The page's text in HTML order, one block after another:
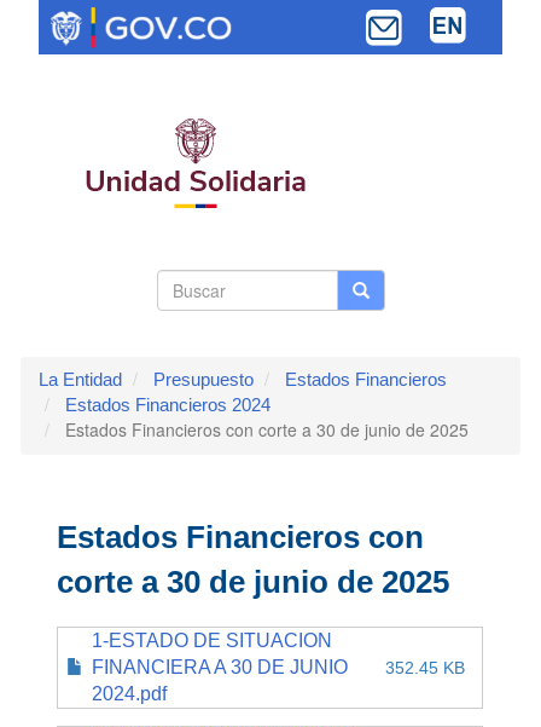
contenido
Buscar Buscar
La Entidad Presupuesto
Estados Financieros
Estados Financieros 2024
Estados Financieros con corte a 30 de junio de 2025
Estados Financieros con
corte a 30 de junio de 2025
1-ESTADO DE SITUACION
FINANCIERA A 30 DE JUNIO
2024.pdf
352.45 KB